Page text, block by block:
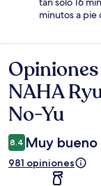
minutos a pie
Opiniones
NAHA
No-Yu
8.4 Muy bueno
981 opiniones